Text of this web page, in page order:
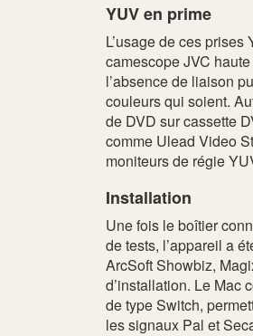
YUV en prime
L’usage de ces
camescope JVC
l’absence de liaison
couleurs qui soient.
de DVD sur cassette
comme Ulead Video
moniteurs de régie
Installation
Une fois le boîtier
de tests, l’appareil a
ArcSoft Showbiz,
d’installation. Le Mac
de type Switch,
les signaux Pal et